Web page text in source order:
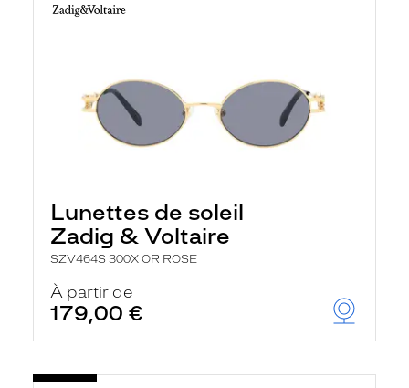
Lunettes de soleil
Zadig & Voltaire
SZV464S 300X OR ROSE
À partir de
179,00 €